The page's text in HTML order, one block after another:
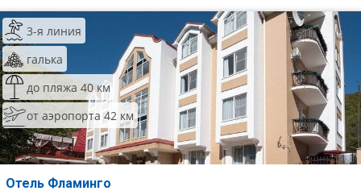
3-я линия
галька
до пляжа 40 км
от аэропорта 42 км
Отель Фламинго